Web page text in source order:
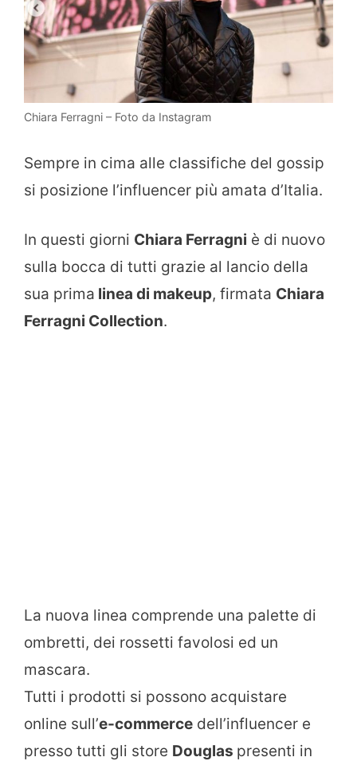
Chiara Ferragni – Foto da Instagram
Sempre in cima alle classifiche del gossip
si posizione l’influencer più amata d’Italia.
In questi giorni Chiara Ferragni è di nuovo
sulla bocca di tutti grazie al lancio della
sua prima linea di makeup, firmata Chiara
Ferragni Collection.
La nuova linea comprende una palette di
ombretti, dei rossetti favolosi ed un
mascara.
Tutti i prodotti si possono acquistare
online sull’e-commerce dell’influencer e
presso tutti gli store Douglas presenti in